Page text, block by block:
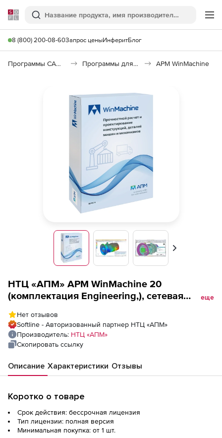
Softline
Поиск
8 (800) 200-08-60Запрос ценыИнферитБлог
Программы САПР и ГИС Программы для машиностроения APM WinMachine
Вперед
НТЦ «АПМ» APM WinMachine 20
(комплектация Engineering,), сетевая
еще
Нет отзывов
Softline - Авторизованный партнер НТЦ «АПМ»
Производитель: НТЦ «АПМ»
Скопировать ссылку
Описание Характеристики Отзывы
Коротко о товаре
Срок действия: бессрочная лицензия
Тип лицензии: полная версия
Минимальная покупка: от 1 шт.